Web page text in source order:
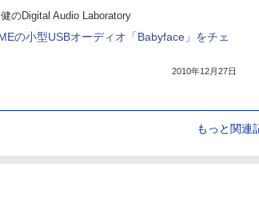
のDigital Audio Laboratory
の小型USBオーディオ「Babyface」をチェ
2010年12月27日
もっと関連